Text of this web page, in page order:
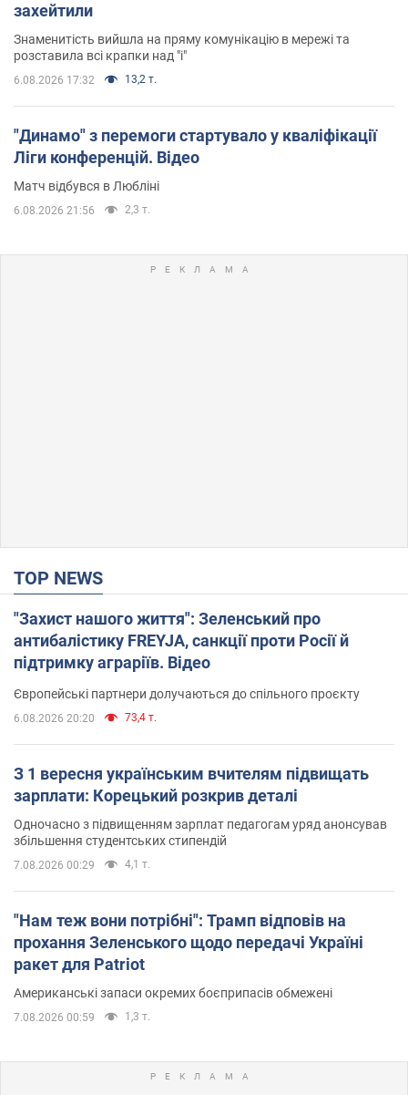
захейтили
Знаменитість вийшла на пряму комунікацію в мережі та
розставила всі крапки над "і"
6.08.2026 17:32 13,2 т.
"Динамо" з перемоги стартувало у кваліфікації
Ліги конференцій. Відео
Матч відбувся в Любліні
6.08.2026 21:56 2,3 т.
TOP NEWS
"Захист нашого життя": Зеленський про
антибалістику FREYJA, санкції проти Росії й
підтримку аграріїв. Відео
Європейські партнери долучаються до спільного проєкту
6.08.2026 20:20 73,4 т.
З 1 вересня українським вчителям підвищать
зарплати: Корецький розкрив деталі
Одночасно з підвищенням зарплат педагогам уряд анонсував
збільшення студентських стипендій
7.08.2026 00:29 4,1 т.
"Нам теж вони потрібні": Трамп відповів на
прохання Зеленського щодо передачі Україні
ракет для Patriot
Американські запаси окремих боєприпасів обмежені
7.08.2026 00:59 1,3 т.